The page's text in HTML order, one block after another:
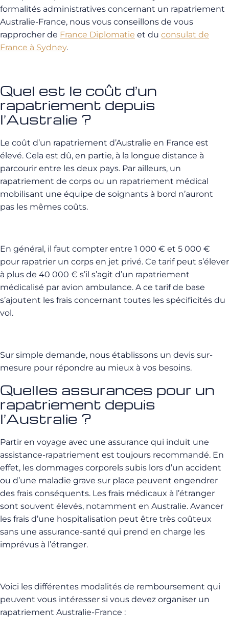
formalités administratives concernant un rapatriement
Australie-France, nous vous conseillons de vous
rapprocher de France Diplomatie et du consulat de
France à Sydney.
Quel est le coût d’un
rapatriement depuis
l’Australie ?
Le coût d’un rapatriement d’Australie en France est
élevé. Cela est dû, en partie, à la longue distance à
parcourir entre les deux pays. Par ailleurs, un
rapatriement de corps ou un rapatriement médical
mobilisant une équipe de soignants à bord n’auront
pas les mêmes coûts.
En général, il faut compter entre 1 000 € et 5 000 €
pour rapatrier un corps en jet privé. Ce tarif peut s’élever
à plus de 40 000 € s’il s’agit d’un rapatriement
médicalisé par avion ambulance. A ce tarif de base
s’ajoutent les frais concernant toutes les spécificités du
vol.
Sur simple demande, nous établissons un devis sur-
mesure pour répondre au mieux à vos besoins.
Quelles assurances pour un
rapatriement depuis
l’Australie ?
Partir en voyage avec une assurance qui induit une
assistance-rapatriement est toujours recommandé. En
effet, les dommages corporels subis lors d’un accident
ou d’une maladie grave sur place peuvent engendrer
des frais conséquents. Les frais médicaux à l’étranger
sont souvent élevés, notamment en Australie. Avancer
les frais d’une hospitalisation peut être très coûteux
sans une assurance-santé qui prend en charge les
imprévus à l’étranger.
Voici les différentes modalités de remboursement qui
peuvent vous intéresser si vous devez organiser un
rapatriement Australie-France :